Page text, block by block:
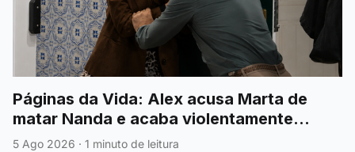
Páginas da Vida: Alex acusa Marta de
matar Nanda e acaba violentamente
agredido
5 Ago 2026 · 1 minuto de leitura